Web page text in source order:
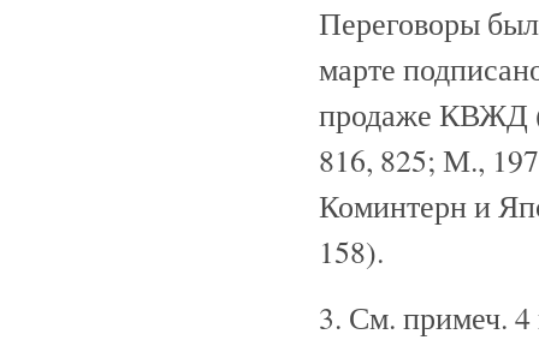
Переговоры
марте
продаже КВЖД
816, 825; М.,
Коминтерн и
158).
3. См. примеч.